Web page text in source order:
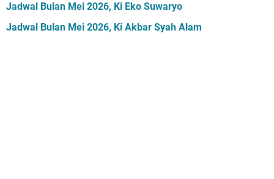
Jadwal Bulan Mei 2026, Ki Eko Suwaryo
Jadwal Bulan Mei 2026, Ki Akbar Syah Alam